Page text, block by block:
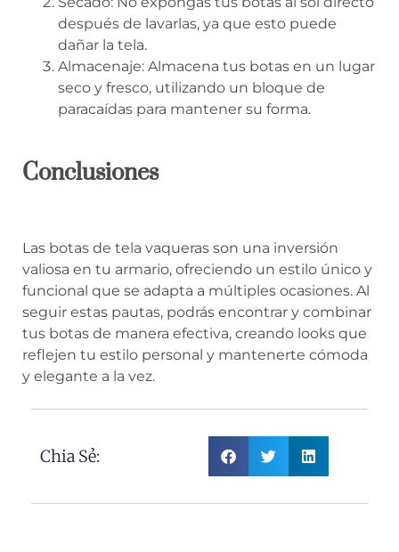
después de lavarlas, ya que esto puede
dañar la tela.
Almacenaje: Almacena tus botas en un lugar
seco y fresco, utilizando un bloque de
paracaídas para mantener su forma.
Conclusiones
Las botas de tela vaqueras son una inversión
valiosa en tu armario, ofreciendo un estilo único y
funcional que se adapta a múltiples ocasiones. Al
seguir estas pautas, podrás encontrar y combinar
tus botas de manera efectiva, creando looks que
reflejen tu estilo personal y mantenerte cómoda
y elegante a la vez.
Chia Sẻ: